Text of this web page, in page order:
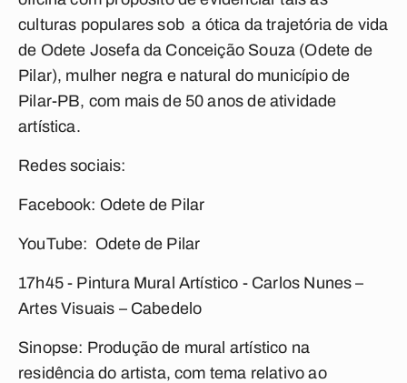
culturas populares sob a ótica da trajetória de vida
de Odete Josefa da Conceição Souza (Odete de
Pilar), mulher negra e natural do município de
Pilar-PB, com mais de 50 anos de atividade
artística.
Redes sociais:
Facebook: Odete de Pilar
YouTube: Odete de Pilar
17h45 - Pintura Mural Artístico - Carlos Nunes –
Artes Visuais – Cabedelo
Sinopse: Produção de mural artístico na
residência do artista, com tema relativo ao